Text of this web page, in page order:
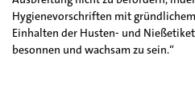
Hygienevorschriften mit
Einhalten der Husten- und
besonnen und wachsam zu sein.“